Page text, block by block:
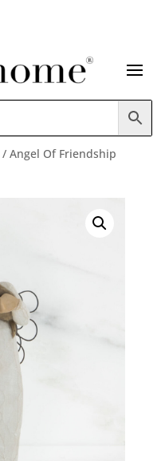
/ Angel Of Friendship